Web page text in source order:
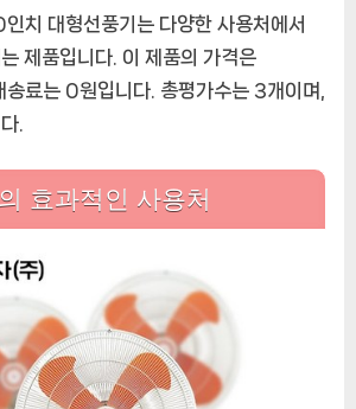
남
24
인
치
치
대
형
기
업
소
용
치 대형선풍기는 다양한 사용처에서
제품입니다. 이 제품의 가격은
료는 0원입니다. 총평가수는 3개이며,
.
효과적인 사용처